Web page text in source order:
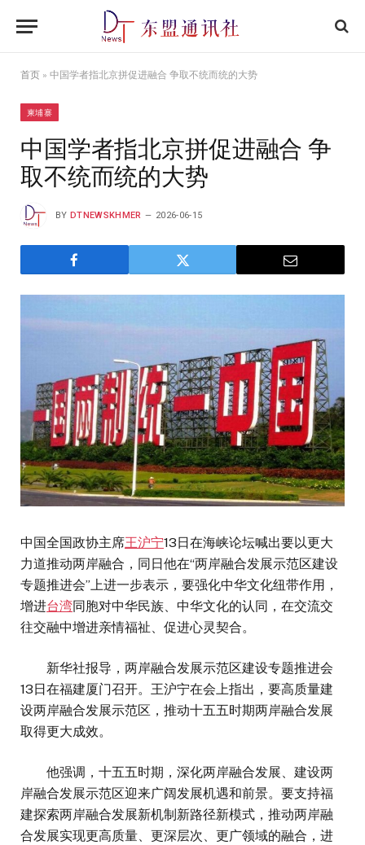
首页 » 中国学者指北京拼促进融合 争取不统而统的大势
柬埔寨
中国学者指北京拼促进融合 争
取不统而统的大势
BY DTNEWSKHMER 2026-06-15
中国全国政协主席王沪宁13日在海峡论坛喊出要以更大
力道推动两岸融合，同日他在“两岸融合发展示范区建设
专题推进会”上进一步表示，要强化中华文化纽带作用，
增进台湾同胞对中华民族、中华文化的认同，在交流交
往交融中增进亲情福祉、促进心灵契合。
新华社报导，两岸融合发展示范区建设专题推进会
13日在福建厦门召开。王沪宁在会上指出，要高质量建
设两岸融合发展示范区，推动十五五时期两岸融合发展
取得更大成效。
他强调，十五五时期，深化两岸融合发展、建设两
岸融合发展示范区迎来广阔发展机遇和前景。要支持福
建探索两岸融合发展新机制新路径新模式，推动两岸融
合发展实现更高质量、更深层次、更广领域的融合，进